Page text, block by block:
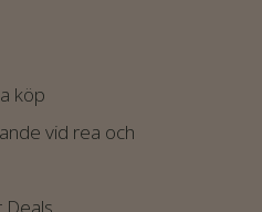
köp
vid rea och